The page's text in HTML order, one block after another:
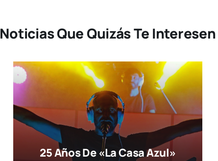
Noticias Que Quizás Te Interesen
25 Años De «La Casa Azul»